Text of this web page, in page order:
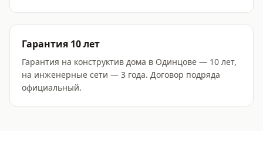
Гарантия 10 лет
Гарантия на конструктив дома в Одинцове — 10 лет,
на инженерные сети — 3 года. Договор подряда
официальный.